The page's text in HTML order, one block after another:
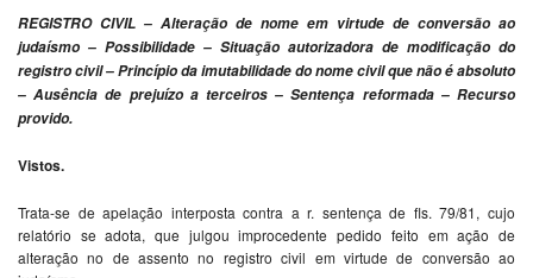
REGISTRO CIVIL – Alteração de nome em virtude de conversão ao
judaísmo – Possibilidade – Situação autorizadora de modificação do
registro civil – Princípio da imutabilidade do nome civil que não é absoluto
– Ausência de prejuízo a terceiros – Sentença reformada – Recurso
provido.
Vistos.
Trata-se de apelação interposta contra a r. sentença de fls. 79/81, cujo
relatório se adota, que julgou improcedente pedido feito em ação de
alteração no de assento no registro civil em virtude de conversão ao